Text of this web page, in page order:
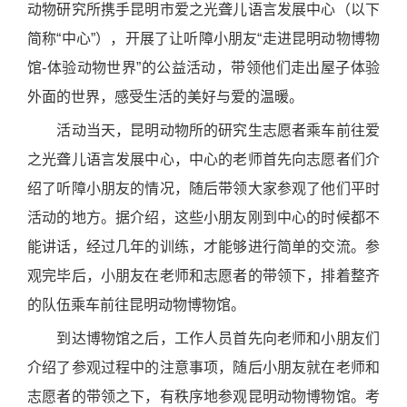
动物研究所携手昆明市爱之光聋儿语言发展中心（以下
简称“中心”），开展了让听障小朋友“走进昆明动物博物
馆-体验动物世界”的公益活动，带领他们走出屋子体验
外面的世界，感受生活的美好与爱的温暖。
活动当天，昆明动物所的研究生志愿者乘车前往爱
之光聋儿语言发展中心，中心的老师首先向志愿者们介
绍了听障小朋友的情况，随后带领大家参观了他们平时
活动的地方。据介绍，这些小朋友刚到中心的时候都不
能讲话，经过几年的训练，才能够进行简单的交流。参
观完毕后，小朋友在老师和志愿者的带领下，排着整齐
的队伍乘车前往昆明动物博物馆。
到达博物馆之后，工作人员首先向老师和小朋友们
介绍了参观过程中的注意事项，随后小朋友就在老师和
志愿者的带领之下，有秩序地参观昆明动物博物馆。考